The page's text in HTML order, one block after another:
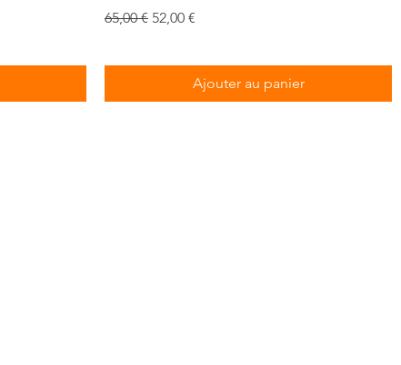
Prix original
65,00 € Prix promotionnel
52,00 €
Ajouter au panier